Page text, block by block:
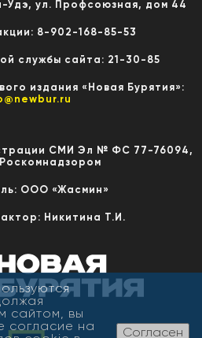
Удэ, ул. Профсоюзная, дом 44
8-902-168-85-53
службы сайта: 21-30-85
издания «Новая Бурятия»:
СМИ Эл № ФС 77-76094,
ООО «Жасмин»
Никитина Т.И.
сайтом, вы
согласие на
Согласен